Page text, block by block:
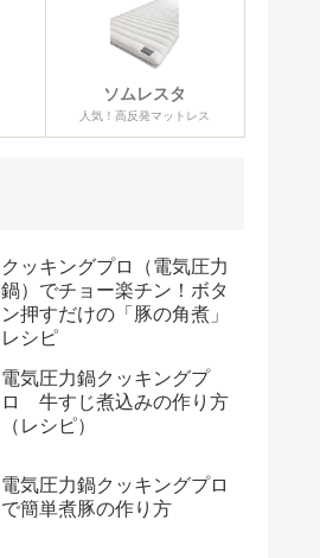
ソムレスタ
人気！高反発マットレス
クッキングプロ（電気圧力
鍋）でチョー楽チン！ボタ
ン押すだけの「豚の角煮」
レシピ
電気圧力鍋クッキングプ
ロ 牛すじ煮込みの作り方
（レシピ）
電気圧力鍋クッキングプロ
で簡単煮豚の作り方